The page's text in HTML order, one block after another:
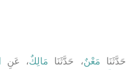
مَعْنٌ، حَدَّثَنَا مَالِكٌ، عَنِ